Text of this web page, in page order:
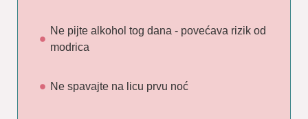
Ne pijte alkohol tog dana - povećava rizik od
modrica
Ne spavajte na licu prvu noć